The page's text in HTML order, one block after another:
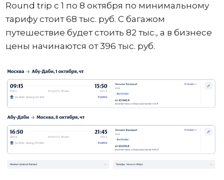
Round trip с 1 по 8 октября по минимальному
тарифу стоит 68 тыс. руб. С багажом
путешествие будет стоить 82 тыс., а в бизнесе
цены начинаются от 396 тыс. руб.